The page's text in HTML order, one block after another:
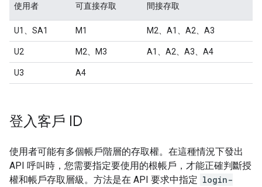
使用者 可直接存取 間接存取
U1、SA1 M1 M2、A1、A2、A3
U2 M2、M3 A1、A2、A3、A4
U3 A4
登入客戶 ID
使用者可能有多個帳戶階層的存取權。在這種情況下發出
API 呼叫時，您需要指定要使用的根帳戶，才能正確判斷授
權和帳戶存取層級。方法是在 API 要求中指定 login-